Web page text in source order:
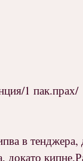
1 пак.прах/
в
докато